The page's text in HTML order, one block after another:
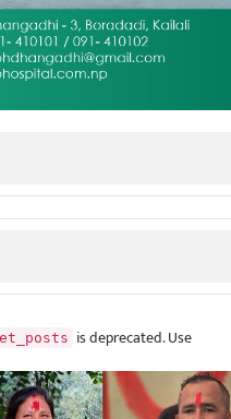
is deprecated. Use